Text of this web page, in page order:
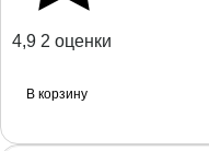
4,9 2 оценки
В корзину